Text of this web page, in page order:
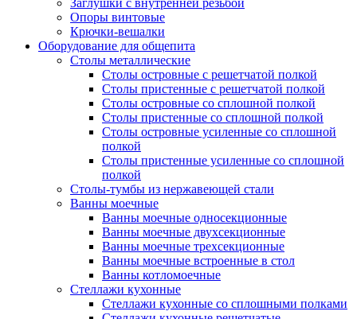
Заглушки с внутренней резьбой
Опоры винтовые
Крючки-вешалки
Оборудование для общепита
Столы металлические
Столы островные с решетчатой полкой
Столы пристенные с решетчатой полкой
Столы островные со сплошной полкой
Столы пристенные со сплошной полкой
Столы островные усиленные со сплошной
полкой
Столы пристенные усиленные со сплошной
полкой
Столы-тумбы из нержавеющей стали
Ванны моечные
Ванны моечные односекционные
Ванны моечные двухсекционные
Ванны моечные трехсекционные
Ванны моечные встроенные в стол
Ванны котломоечные
Стеллажи кухонные
Стеллажи кухонные со сплошными полками